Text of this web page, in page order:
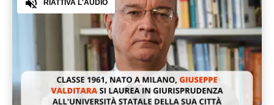
RIATTIVA L'AUDIO